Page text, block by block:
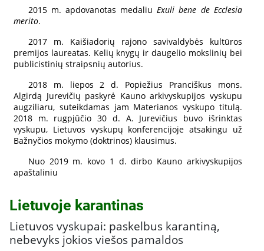
2015 m. apdovanotas medaliu Exuli bene de Ecclesia
merito.
2017 m. Kaišiadorių rajono savivaldybės kultūros
premijos laureatas. Kelių knygų ir daugelio mokslinių bei
publicistinių straipsnių autorius.
2018 m. liepos 2 d. Popiežius Pranciškus mons.
Algirdą Jurevičių paskyrė Kauno arkivyskupijos vyskupu
augziliaru, suteikdamas jam Materianos vyskupo titulą.
2018 m. rugpjūčio 30 d. A. Jurevičius buvo išrinktas
vyskupu, Lietuvos vyskupų konferencijoje atsakingu už
Bažnyčios mokymo (doktrinos) klausimus.
Nuo 2019 m. kovo 1 d. dirbo Kauno arkivyskupijos
apaštaliniu
Lietuvoje karantinas
Lietuvos vyskupai: paskelbus karantiną,
nebevyks jokios viešos pamaldos